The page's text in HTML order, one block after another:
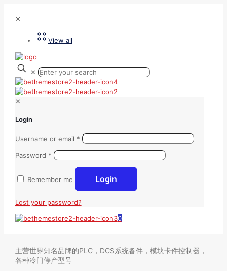
✕
View all
✕
✕
Login
Username or email *
Password *
Remember me Login
Lost your password?
0
主营世界知名品牌的PLC，DCS系统备件，模块卡件控制器，
各种冷门停产型号